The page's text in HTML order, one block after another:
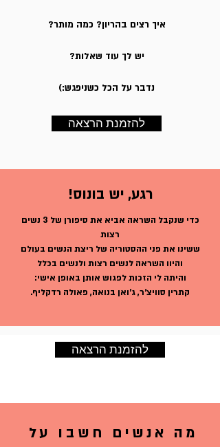
איך רצים בהריון? כמה מותר?
יש לך עוד שאלות?
נדבר על הכל כשניפגש:)
להזמנת הרצאה
רגע, יש בונוס!
כדי שנקבל השראה אביא את סיפורן של 3 נשים
רצות
ששינו את פני ההסטוריה של ריצת הנשים בעולם
והיוו השראה לנשים רצות ולנשים בכלל
והיתה לי הזכות לפגוש אותן באופן אישי:
קתרין סוויצ'ר, ג'ואן בנואה, פאולה רדקליף.
להזמנת הרצאה